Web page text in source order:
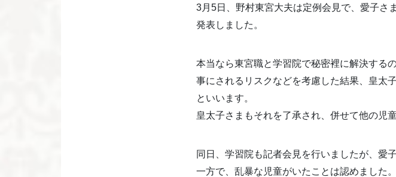
3月5日、野村東宮大夫は定例会見で、愛子さ
発表しました。
本当なら東宮職と学習院で秘密裡に解決する
事にされるリスクなどを考慮した結果、皇太
といいます。
皇太子さまもそれを了承され、併せて他の児
同日、学習院も記者会見を行いましたが、愛
一方で、乱暴な児童がいたことは認めました。